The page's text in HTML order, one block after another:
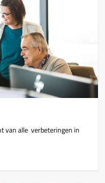
van alle verbeteringen in